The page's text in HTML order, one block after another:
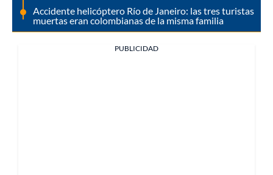
Accidente helicóptero Río de Janeiro: las tres turistas
muertas eran colombianas de la misma familia
PUBLICIDAD